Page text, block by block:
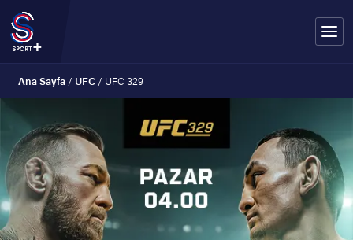
Ana Sayfa/ UFC/ UFC 329